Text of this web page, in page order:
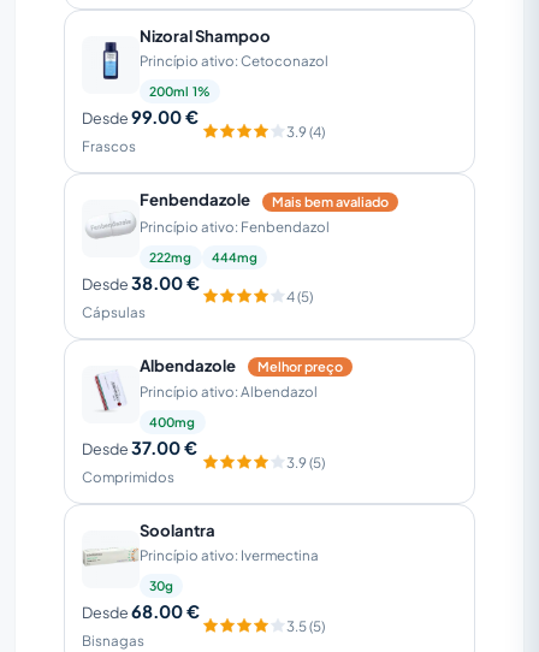
Nizoral Shampoo
Princípio ativo: Cetoconazol
200ml 1%
Desde99.00 €
Frascos
3.9 (4)
Fenbendazole Mais bem avaliado
Princípio ativo: Fenbendazol
222mg 444mg
Desde38.00 €
Cápsulas
4 (5)
Albendazole Melhor preço
Princípio ativo: Albendazol
400mg
Desde37.00 €
Comprimidos
3.9 (5)
Soolantra
Princípio ativo: Ivermectina
30g
Desde68.00 €
Bisnagas
3.5 (5)